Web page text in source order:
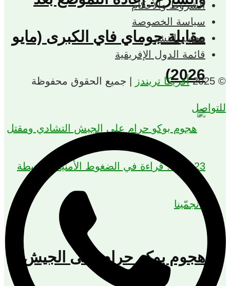
مقابلة جوماي فاي الكبرى (مايو
2026)
هجوم بوكو حرام على الجيش
الشروط والأحكام
سياسة الخصوصة
معايير النشر
قائمة الدول الإفريقية
© 2025 أفريكا تريندز | جميع الحقوق محفوظة
للتواصل